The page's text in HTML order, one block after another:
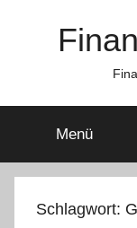
Menü
Schlagwort: